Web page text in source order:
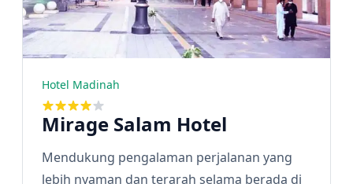
Hotel Madinah
Mirage Salam Hotel
Mendukung pengalaman perjalanan yang
lebih nyaman dan terarah selama berada di